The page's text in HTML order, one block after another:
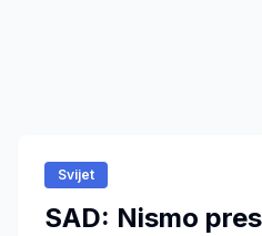
Svijet
SAD: Nismo